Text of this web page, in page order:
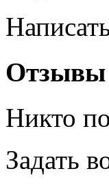
Отзывы
Никто
Задать